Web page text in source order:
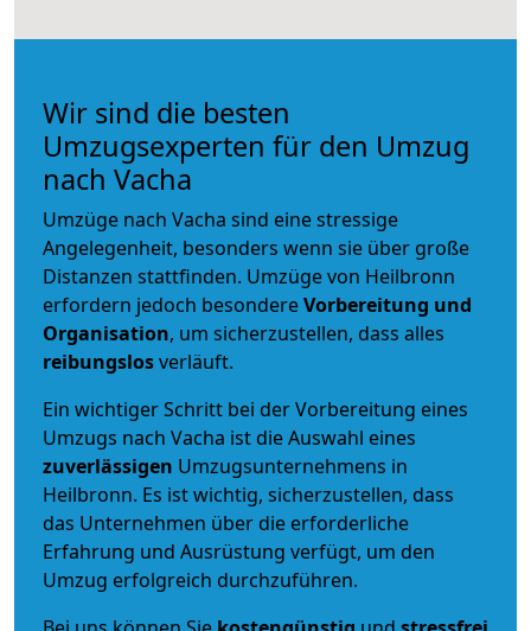
Wir sind die besten
Umzugsexperten für den Umzug
nach Vacha
Umzüge nach Vacha sind eine stressige
Angelegenheit, besonders wenn sie über große
Distanzen stattfinden. Umzüge von Heilbronn
erfordern jedoch besondereVorbereitung und
Organisation, um sicherzustellen, dass alles
reibungslosverläuft.
Ein wichtiger Schritt bei der Vorbereitung eines
Umzugs nach Vacha ist die Auswahl eines
zuverlässigen Umzugsunternehmens in
Heilbronn. Es ist wichtig, sicherzustellen, dass
das Unternehmen über die erforderliche
Erfahrung und Ausrüstung verfügt, um den
Umzug erfolgreich durchzuführen.